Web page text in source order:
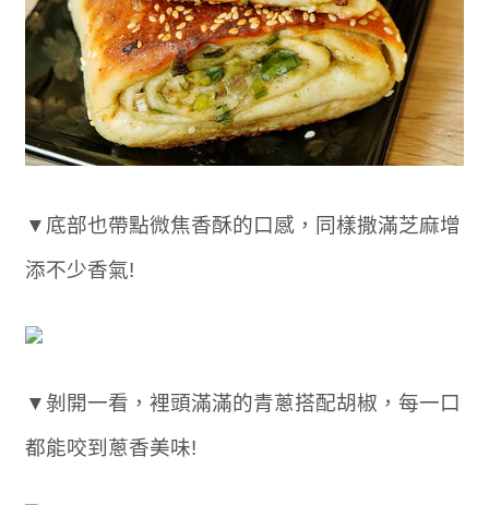
▼底部也帶點微焦香酥的口感，同樣撒滿芝麻增
添不少香氣!
▼剝開一看，裡頭滿滿的青蔥搭配胡椒，每一口
都能咬到蔥香美味!